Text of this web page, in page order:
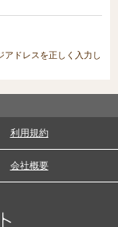
アドレスを正しく入力し
利用規約
会社概要